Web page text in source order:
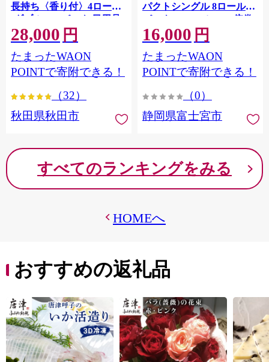
長持ち〈香り付〉4ロール
(ダブル)×12パック 日用品
最短翌日発送 [スコッティ
フラワーパック トイレッ
トペーパー 日本製紙クレ
シア] 秋田県秋田市
28,000 円
たまったWAON
POINTで寄附できる！
（32）
秋田県秋田市
パクトシングル 8ロール×8
パック 64ロール 1.5倍巻
82.5m トイレットペーパー
シングル パルプ100％ 香り
つき 日用品 消耗品 備蓄
16,000 円
たまったWAON
POINTで寄附できる！
（0）
静岡県富士宮市
すべてのランキングをみる
HOMEへ
おすすめの返礼品